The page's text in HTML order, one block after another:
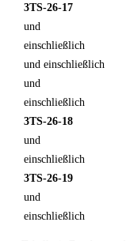
3TS-26-17
und
einschließlich
und einschließlich
und
einschließlich
3TS-26-18
und
einschließlich
3TS-26-19
und
einschließlich